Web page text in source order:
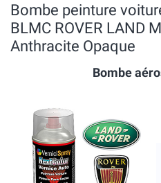
Bombe peinture
BLMC ROVER LAND
Anthracite Opaque
Bombe